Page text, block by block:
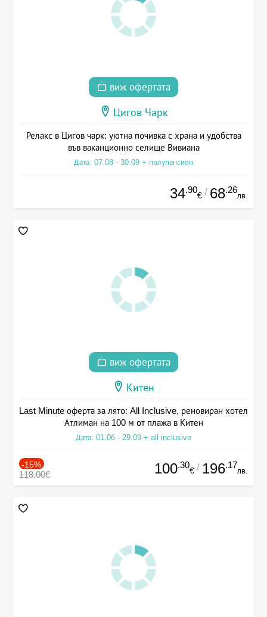
виж офертата
Цигов Чарк
Релакс в Цигов чарк: уютна почивка с храна и удобства
във ваканционно селище Вивиана
Дата: 07.08 - 30.09 + полупансион
34.90
€ / 68.26
лв.
виж офертата
Китен
Last Minute оферта за лято: All Inclusive, реновиран хотел
Атлиман на 100 м от плажа в Китен
Дата: 01.06 - 29.09 + all inclusive
-15%
118.00€ 100.30
€ / 196.17
лв.